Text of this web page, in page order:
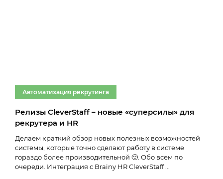
Автоматизация рекрутинга
Релизы CleverStaff – новые «суперсилы» для
рекрутера и HR
Делаем краткий обзор новых полезных возможностей
системы, которые точно сделают работу в системе
гораздо более производительной 🙂. Обо всем по
очереди. Интеграция с Brainy HR CleverStaff ...